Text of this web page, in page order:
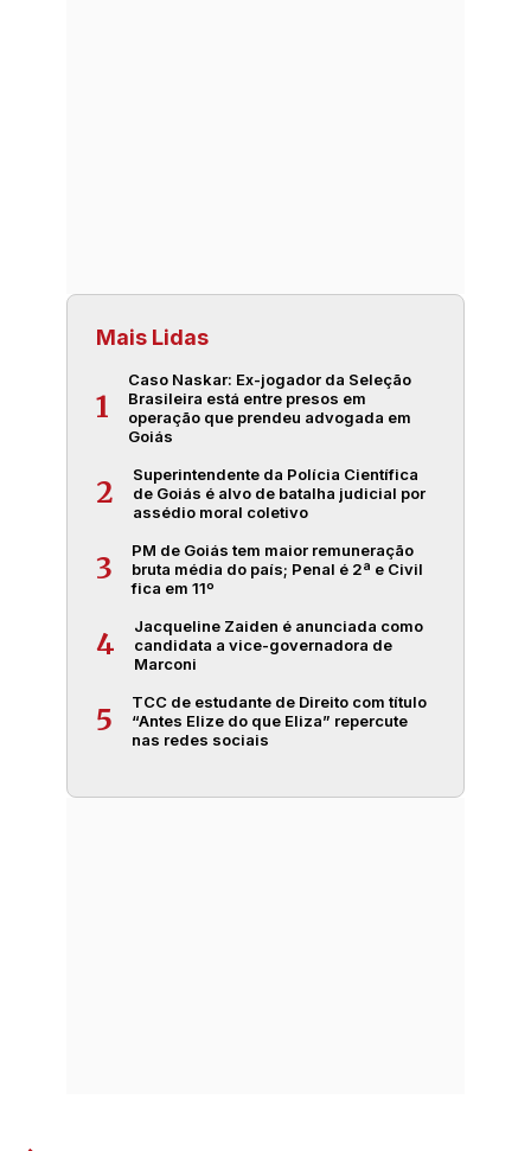
Mais Lidas
1
Caso Naskar: Ex-jogador da Seleção
Brasileira está entre presos em
operação que prendeu advogada em
Goiás
2
Superintendente da Polícia Científica
de Goiás é alvo de batalha judicial por
assédio moral coletivo
3
PM de Goiás tem maior remuneração
bruta média do país; Penal é 2ª e Civil
fica em 11º
4
Jacqueline Zaiden é anunciada como
candidata a vice-governadora de
Marconi
5
TCC de estudante de Direito com título
“Antes Elize do que Eliza” repercute
nas redes sociais